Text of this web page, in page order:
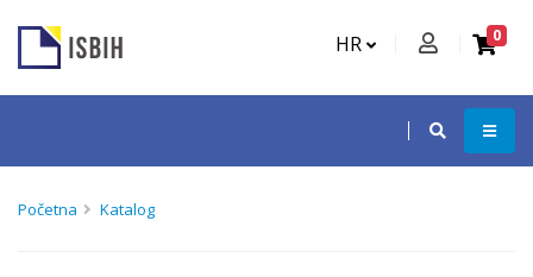
HR 0
Početna Katalog